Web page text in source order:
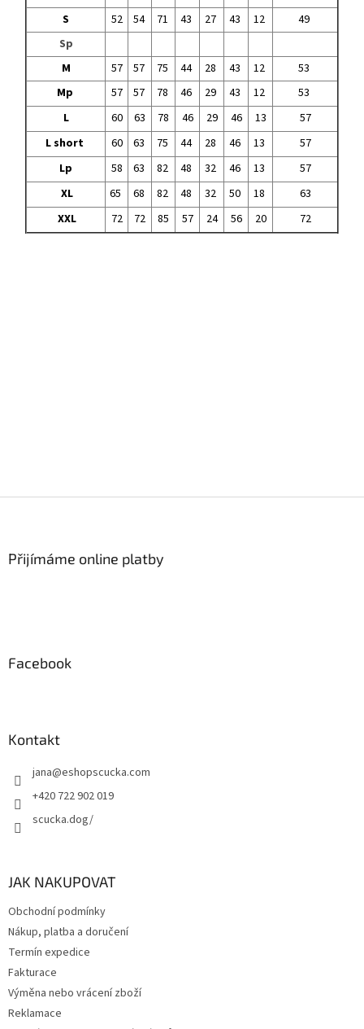
S
52 54 71 43 27 43 12
49
Sp
M
57 57 75 44 28 43 12
53
Mp
57 57 78 46 29 43 12
53
L
60 63 78 46 29 46 13
57
L short
60 63 75 44 28 46 13
57
Lp
58 63 82 48 32 46 13
57
XL
65 68 82 48 32 50 18
63
XXL
72 72 85 57 24 56 20 72
Přijímáme online platby
Facebook
Kontakt
jana@eshopscucka.com
+420 722 902 019
scucka.dog/
JAK NAKUPOVAT
Obchodní podmínky
Nákup, platba a doručení
Termín expedice
Fakturace
Výměna nebo vrácení zboží
Reklamace